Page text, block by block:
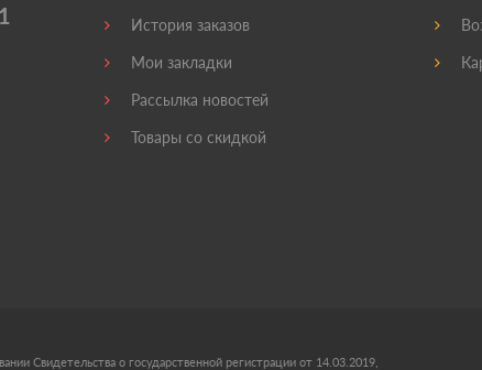
История заказов
Мои закладки
Рассылка новостей
Товары со скидкой
Свидетельства о государственной регистрации от 14.03.2019,